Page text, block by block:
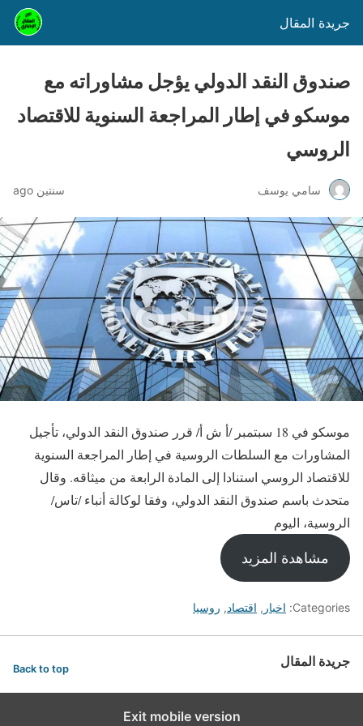
جريدة المقال
صندوق النقد الدولي يؤجل مشاوراته مع
موسكو في إطار المراجعة السنوية للاقتصاد
الروسي
سامي يوسف سنتين ago
موسكو في 18 سبتمبر /أ ش أ/ قرر صندوق النقد الدولي، تأجيل
المشاورات مع السلطات الروسية في إطار المراجعة السنوية
للاقتصاد الروسي استنادا إلى المادة الرابعة من ميثاقه. وقال
متحدث باسم صندوق النقد الدولي، وفقا لوكالة أنباء /تاس/
الروسية، اليوم
مشاهدة المزيد
Categories: اخبار , اقتصاد, روسيا
جريدة المقال Back to top
Exit mobile version